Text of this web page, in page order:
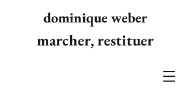
dominique weber
marcher, restituer